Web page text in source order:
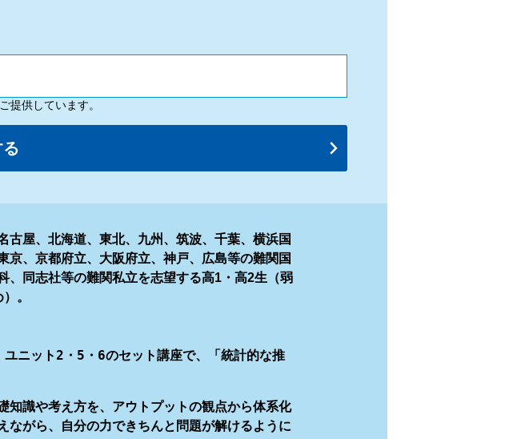
提供しています。
古屋、北海道、東北、九州、筑波、千葉、横浜国
京、京都府立、大阪府立、神戸、広島等の難関国
、同志社等の難関私立を志望する高1・高2生（弱
。
ニット2・5・6のセット講座で、「統計的な推
知識や考え方を、アウトプットの観点から体系化
ながら、自分の力できちんと問題が解けるように